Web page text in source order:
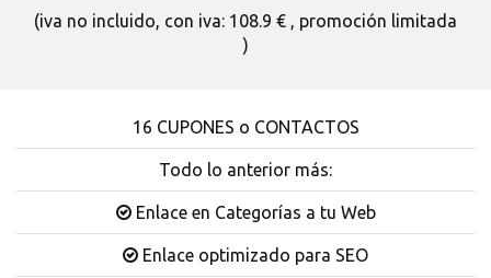
(iva no incluido, con iva: 108.9 € , promoción limitada
)
16 CUPONES o CONTACTOS
Todo lo anterior más:
Enlace en Categorías a tu Web
Enlace optimizado para SEO